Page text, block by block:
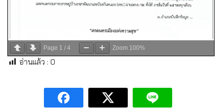
Page 1 / 4 Zoom 100%
อ่านแล้ว : 0